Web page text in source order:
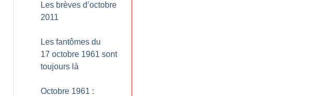
Les brèves d’octobre
2011
Les fantômes du
17 octobre 1961 sont
toujours là
Octobre 1961 :